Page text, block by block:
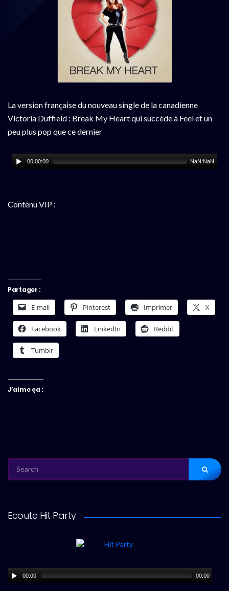
La version française du nouveau single de la canadienne
Victoria Duffield : Break My Heart qui succède à Feel et un
peu plus pop que ce dernier
00:00:00 NaN:NaN
Contenu VIP :
Partager :
E-mail Pinterest Imprimer X
Facebook LinkedIn Reddit
Tumblr
J’aime ça :
FOR:
Ecoute Hit Party
00:00 00:00